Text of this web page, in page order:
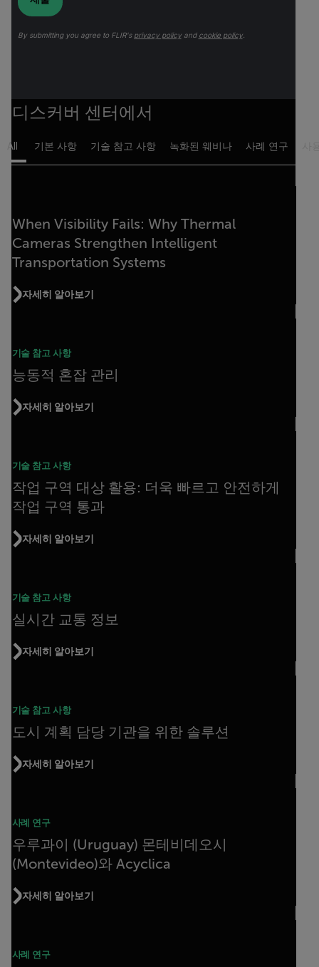
By submitting you agree to FLIR's privacy policyand cookie policy.
디스커버 센터에서
All 기본 사항 기술 참고 사항 녹화된 웨비나 사례 연구
When Visibility Fails: Why Thermal
Cameras Strengthen Intelligent
Transportation Systems
자세히 알아보기
기술 참고 사항
능동적 혼잡 관리
자세히 알아보기
기술 참고 사항
작업 구역 대상 활용: 더욱 빠르고 안전하게
작업 구역 통과
자세히 알아보기
기술 참고 사항
실시간 교통 정보
자세히 알아보기
기술 참고 사항
도시 계획 담당 기관을 위한 솔루션
자세히 알아보기
사례 연구
우루과이 (Uruguay) 몬테비데오시
(Montevideo)와 Acyclica
자세히 알아보기
사례 연구